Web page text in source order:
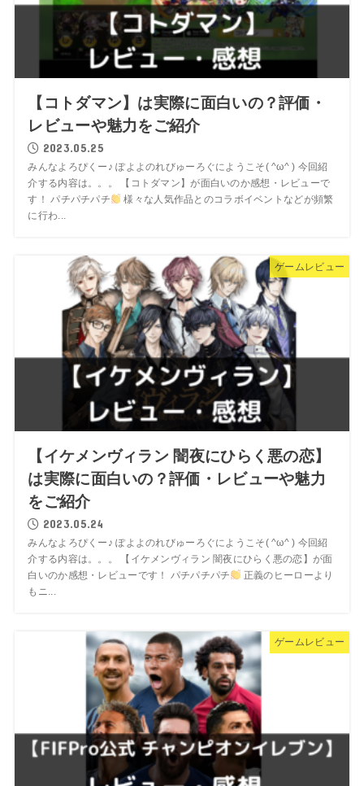
【コトダマン】は実際に面白いの？評価・
レビューや魅力をご紹介
2023.05.25
みんなよろぴくー♪ ぽよよのれびゅーろぐにようこそ( ^ω^ ) 今回紹
介する内容は。。。 【コトダマン】が面白いのか感想・レビューで
す！ パチパチパチ
様々な人気作品とのコラボイベントなどが頻繁
に行わ...
ゲームレビュー
【イケメンヴィラン 闇夜にひらく悪の恋】
は実際に面白いの？評価・レビューや魅力
をご紹介
2023.05.24
みんなよろぴくー♪ ぽよよのれびゅーろぐにようこそ( ^ω^ ) 今回紹
介する内容は。。。 【イケメンヴィラン 闇夜にひらく悪の恋】が面
白いのか感想・レビューです！ パチパチパチ
正義のヒーローより
もニ...
ゲームレビュー